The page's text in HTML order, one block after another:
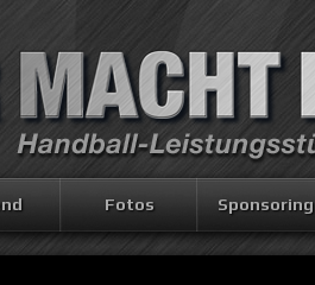
Fotos Sponsoring